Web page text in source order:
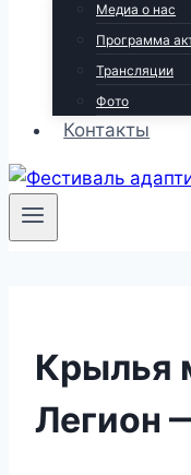
Медиа о нас
Программа
Трансляции
Фото
Контакты
Крылья
Легион